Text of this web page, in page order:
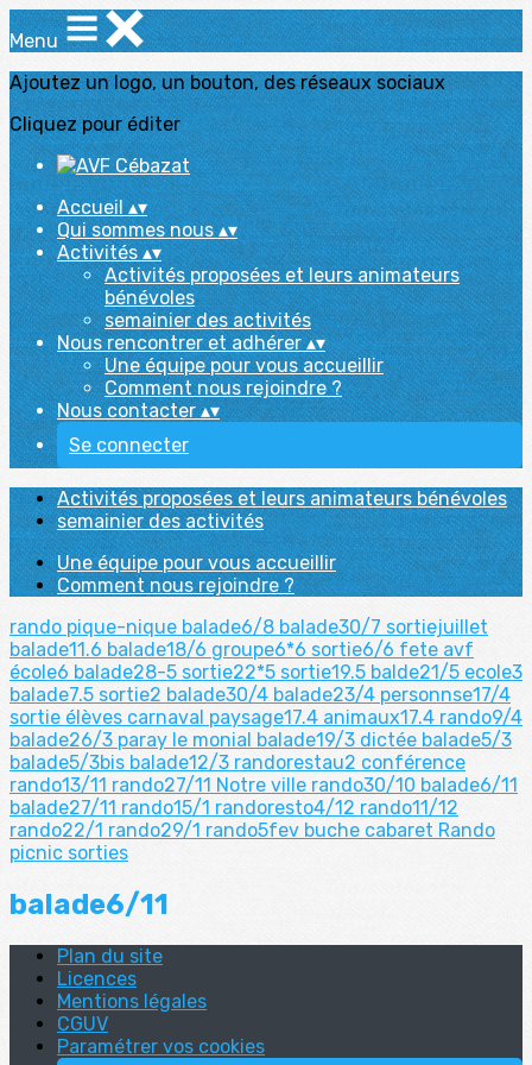
Menu
Ajoutez un logo, un bouton, des réseaux sociaux
Cliquez pour éditer
Accueil▴▾
Qui sommes nous▴▾
Activités▴▾
Activités proposées et leurs animateurs
bénévoles
semainier des activités
Nous rencontrer et adhérer▴▾
Une équipe pour vous accueillir
Comment nous rejoindre ?
Nous contacter▴▾
Se connecter
Activités proposées et leurs animateurs bénévoles
semainier des activités
Une équipe pour vous accueillir
Comment nous rejoindre ?
rando pique-nique balade6/8 balade30/7 sortiejuillet
balade11.6 balade18/6 groupe6*6 sortie6/6 fete avf
école6 balade28-5 sortie22*5 sortie19.5 balde21/5 ecole3
balade7.5 sortie2 balade30/4 balade23/4 personnse17/4
sortie élèves carnaval paysage17.4 animaux17.4 rando9/4
balade26/3 paray le monial balade19/3 dictée balade5/3
balade5/3bis balade12/3 randorestau2 conférence
rando13/11 rando27/11 Notre ville rando30/10 balade6/11
balade27/11 rando15/1 randoresto4/12 rando11/12
rando22/1 rando29/1 rando5fev buche cabaret Rando
picnic sorties
balade6/11
Plan du site
Licences
Mentions légales
CGUV
Paramétrer vos cookies